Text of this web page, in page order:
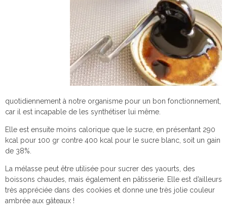
quotidiennement à notre organisme pour un bon fonctionnement,
car il est incapable de les synthétiser lui même.
Elle est ensuite moins calorique que le sucre, en présentant 290
kcal pour 100 gr contre 400 kcal pour le sucre blanc, soit un gain
de 38%.
La mélasse peut être utilisée pour sucrer des yaourts, des
boissons chaudes, mais également en pâtisserie. Elle est d’ailleurs
très appréciée dans des cookies et donne une très jolie couleur
ambrée aux gâteaux !